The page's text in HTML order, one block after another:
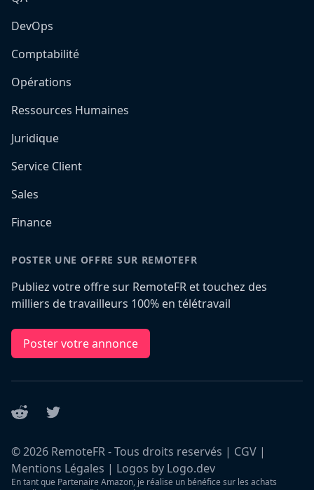
DevOps
Comptabilité
Opérations
Ressources Humaines
Juridique
Service Client
Sales
Finance
POSTER UNE OFFRE SUR REMOTEFR
Publiez votre offre sur RemoteFR et touchez des
milliers de travailleurs 100% en télétravail
Poster votre annonce
Reddit Twitter
©2026 RemoteFR - Tous droits reservés | CGV |
Mentions Légales | Logos by Logo.dev
En tant que Partenaire Amazon, je réalise un bénéfice sur les achats